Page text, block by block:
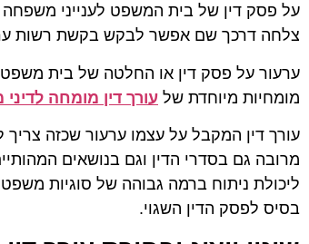
על פסק דין של בית המשפט לענייני
צלחה דרכך שם אפשר לבקש בקשת רשות
ערעור על פסק דין או החלטה של בית משפט
מומחיות מיוחדת של עורך דין מומחה
עורך דין המקבל על עצמו ערעור שכזה צריך
מרובה גם בסדרי הדין וגם בנושאים
ליכולת ניתוח ברמה גבוהה של סוגיות
בסיס לפסק הדין השגוי.